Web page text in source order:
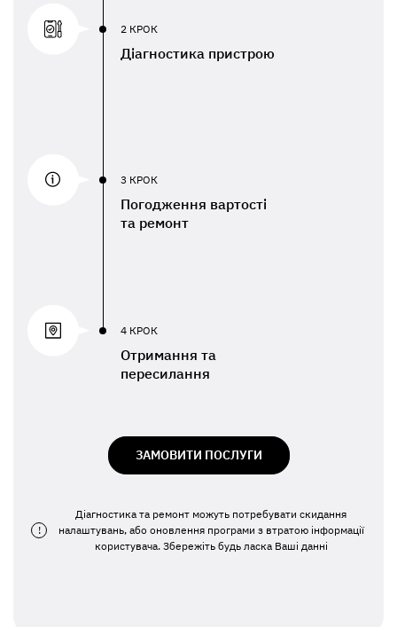
2 КРОК
Діагностика пристрою
3 КРОК
Погодження вартості
та ремонт
4 КРОК
Отримання та
пересилання
ЗАМОВИТИ ПОСЛУГИ
!
Діагностика та ремонт можуть потребувати скидання
налаштувань, або оновлення програми з втратою інформації
користувача. Збережіть будь ласка Ваші данні